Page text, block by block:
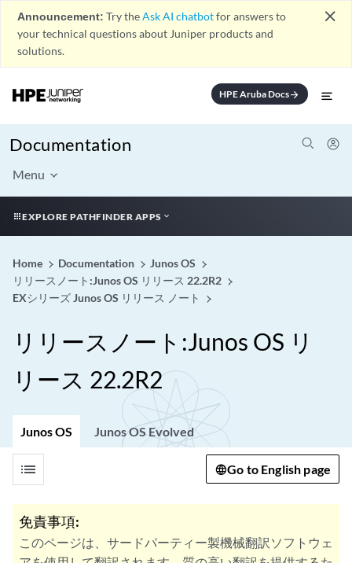
Announcement: Try theAsk AI chatbotfor answers to
your technical questions about Juniper products and
solutions.
close
HPE Aruba Docsarrow_forward
Documentation
Menu
EXPLORE PATHFINDER APPS
Home Documentation
Junos OS
リリースノート:Junos OS リリース 22.2R2
EXシリーズ Junos OS リリース ノート
リリースノート:Junos OS リ
リース 22.2R2
Junos OS Junos OS Evolved
list Go to English page
免責事項:
このページは、サードパーティー製機械翻訳ソフトウェ